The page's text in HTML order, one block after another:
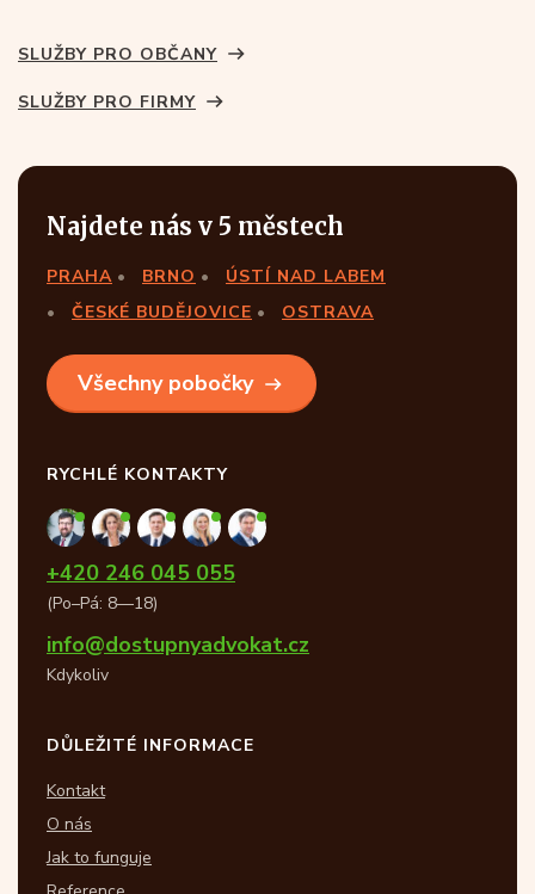
SLUŽBY PRO OBČANY
SLUŽBY PRO FIRMY
Najdete nás v 5 městech
PRAHA BRNO
ÚSTÍ NAD LABEM
ČESKÉ BUDĚJOVICE
OSTRAVA
Všechny pobočky
RYCHLÉ KONTAKTY
+420 246 045 055
(Po–Pá: 8—18)
info@dostupnyadvokat.cz
Kdykoliv
DŮLEŽITÉ INFORMACE
Kontakt
O nás
Jak to funguje